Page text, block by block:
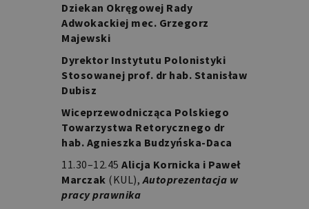
Dziekan Okręgowej Rady
Adwokackiej mec. Grzegorz
Majewski
Dyrektor Instytutu Polonistyki
Stosowanej prof. dr hab. Stanisław
Dubisz
Wiceprzewodnicząca Polskiego
Towarzystwa Retorycznego dr
hab. Agnieszka Budzyńska-Daca
11.30–12.45 Alicja Kornicka i Paweł
Marczak (KUL),Autoprezentacja w
pracy prawnika